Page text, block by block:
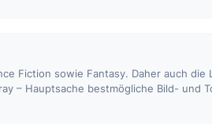
Fiction sowie Fantasy. Daher auch die
– Hauptsache bestmögliche Bild- und